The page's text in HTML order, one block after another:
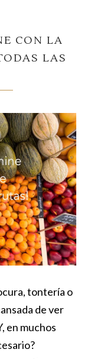
CON LA
LAS
tontería o
de ver
en muchos